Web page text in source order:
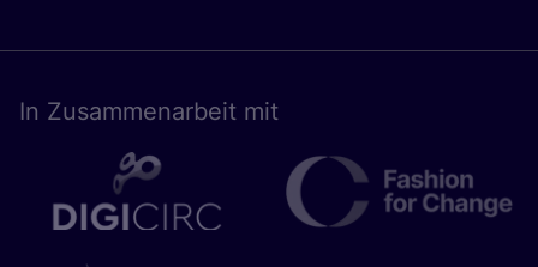
In Zusam­men­ar­beit mit